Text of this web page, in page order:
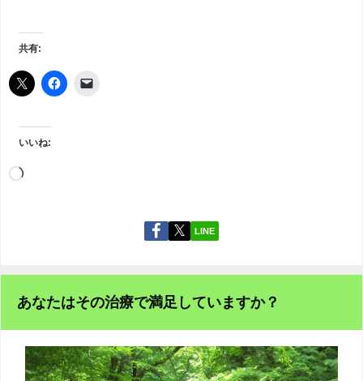
共有:
いいね:
LINE
あなたはその治療で満足していますか？